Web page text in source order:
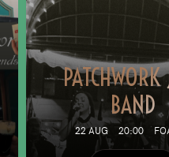
PATCHWORK
BAND
22 AUG 20:00